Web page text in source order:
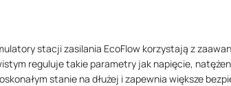
stacji zasilania EcoFlow korzystają z
reguluje takie parametry jak napięcie,
stanie na dłużej i zapewnia większe